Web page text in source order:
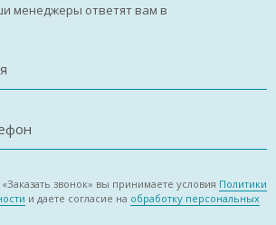
менеджеры ответят вам в
звонок» вы принимаете условия Политики
и даете согласие на обработку персональных